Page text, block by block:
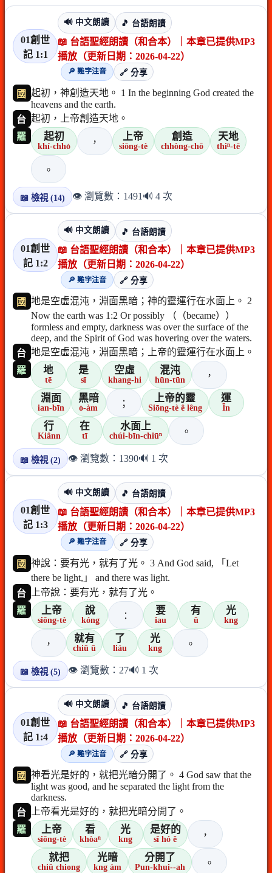
01創世
記 1:1
🔊 中文朗讀 🎵 台語朗讀
📖 台語聖經朗讀（和合本）｜本章已提供MP3
播放（更新日期：2026-04-22）
🔎 難字注音
🔗 分享
國 起初，神創造天地。 1 In the beginning God created the
heavens and the earth.
台 起初，上帝創造天地。
羅
起初
khí-chho͘ ， 上帝
siōng-tè
創造
chhòng-chō
天地
thiⁿ-tē
。
📖 檢視 (14) 👁️ 瀏覽數：1491 🔊 4 次
01創世
記 1:2
🔊 中文朗讀 🎵 台語朗讀
📖 台語聖經朗讀（和合本）｜本章已提供MP3
播放（更新日期：2026-04-22）
🔎 難字注音
🔗 分享
國 地是空虛混沌，淵面黑暗；神的靈運行在水面上。 2
Now the earth was 1:2 Or possibly （（became））
formless and empty, darkness was over the surface of the
deep, and the Spirit of God was hovering over the waters.
台 地是空虛混沌，淵面黑暗；上帝的靈運行在水面上。
羅
地
tē
是
sī
空虛
khang-hi
混沌
hūn-tūn ，
淵面
ian-bīn
黑暗
o͘-àm ； 上帝的靈
Siōng-tè ê lêng
運
Īn
行
Kiânn
在
tī
水面上
chúi-bīn-chiūⁿ 。
📖 檢視 (2) 👁️ 瀏覽數：1390🔊 1 次
01創世
記 1:3
🔊 中文朗讀 🎵 台語朗讀
📖 台語聖經朗讀（和合本）｜本章已提供MP3
播放（更新日期：2026-04-22）
🔎 難字注音
🔗 分享
國 神說：要有光，就有了光。 3 And God said, 「Let
there be light,」 and there was light.
台
上帝說：要有光，就有了光。
羅
上帝
siōng-tè
說
kóng ： 要
iau
有
ū
光
kng
， 就有
chiū ū
了
liáu
光
kng 。
📖 檢視 (5) 👁️ 瀏覽數：27🔊 1 次
01創世
記 1:4
🔊 中文朗讀 🎵 台語朗讀
📖 台語聖經朗讀（和合本）｜本章已提供MP3
播放（更新日期：2026-04-22）
🔎 難字注音
🔗 分享
國 神看光是好的，就把光暗分開了。 4 God saw that the
light was good, and he separated the light from the
darkness.
台
上帝看光是好的，就把光暗分開了。
羅
上帝
siōng-tè
看
khòaⁿ
光
kng
是好的
sī hó ê ，
就把
chiū chiong
光暗
kng àm
分開了
Pun-khui--ah 。